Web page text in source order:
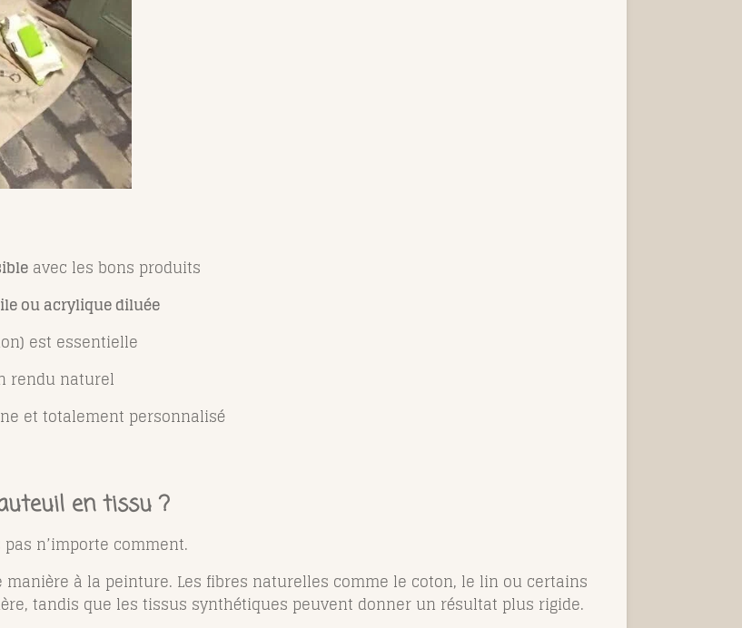
avec les bons produits
ou acrylique diluée
est essentielle
rendu naturel
et totalement personnalisé
en tissu ?
pas n’importe comment.
à la peinture. Les fibres naturelles comme le coton, le lin ou certains
tandis que les tissus synthétiques peuvent donner un résultat plus rigide.